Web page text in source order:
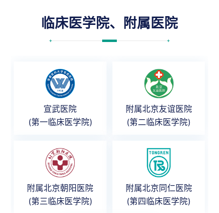
临床医学院、附属医院
宣武医院
(第一临床医学院)
附属北京友谊医院
(第二临床医学院)
附属北京朝阳医院
(第三临床医学院)
附属北京同仁医院
(第四临床医学院)